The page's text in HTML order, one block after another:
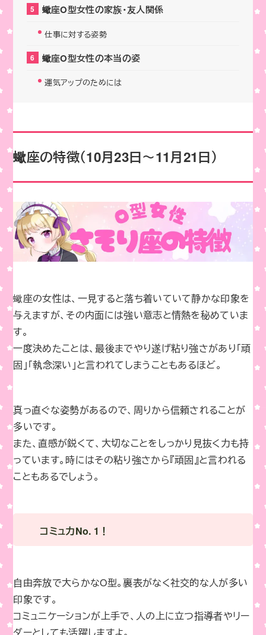
蠍座O型女性の家族・友人関係
仕事に対する姿勢
蠍座O型女性の本当の姿
運気アップのためには
蠍座の特徴（10月23日～11月21日）
蠍座の女性は、一見すると落ち着いていて静かな印象を
与えますが、その内面には強い意志と情熱を秘めていま
す。
一度決めたことは、最後までやり遂げ粘り強さがあり「頑
固」「執念深い」と言われてしまうこともあるほど。
真っ直ぐな姿勢があるので、周りから信頼されることが
多いです。
また、直感が鋭くて、大切なことをしっかり見抜く力も持
っています。時にはその粘り強さから『頑固』と言われる
こともあるでしょう。
コミュ力No. 1！
自由奔放で大らかなO型。裏表がなく社交的な人が多い
印象です。
コミュニケーションが上手で、人の上に立つ指導者やリー